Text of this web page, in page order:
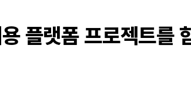
플랫폼 프로젝트를